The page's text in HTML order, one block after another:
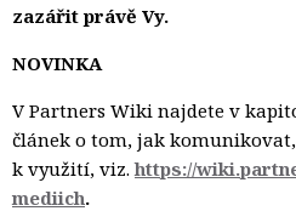
zazářit právě Vy.
NOVINKA
V Partners Wiki najdete v
článek o tom, jak
k využití, viz.https://
mediich.